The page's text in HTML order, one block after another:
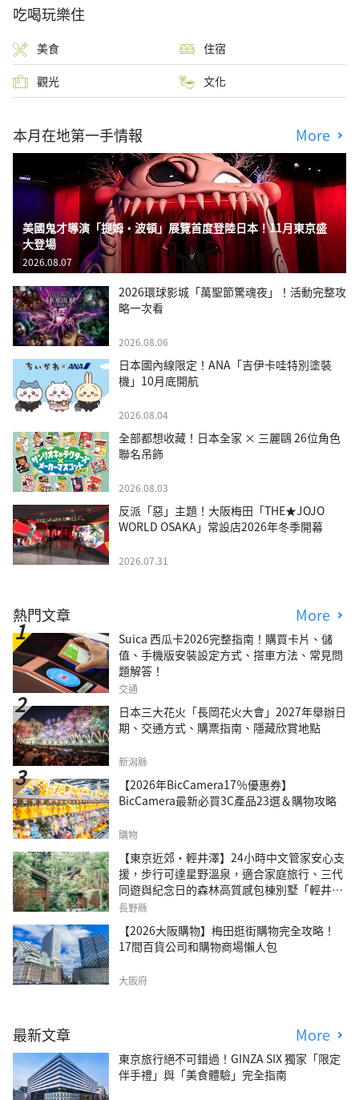
吃喝玩樂住
美食 住宿
觀光 文化
本月在地第一手情報 More
美國鬼才導演「提姆・波頓」展覽首度登陸日本！11月東京盛
大登場
2026.08.07
2026環球影城「萬聖節驚魂夜」！活動完整攻
略一次看
2026.08.06
日本國內線限定！ANA「吉伊卡哇特別塗裝
機」10月底開航
2026.08.04
全部都想收藏！日本全家 × 三麗鷗 26位角色
聯名吊飾
2026.08.03
反派「惡」主題！大阪梅田「THE★JOJO
WORLD OSAKA」常設店2026年冬季開幕
2026.07.31
熱門文章 More
Suica 西瓜卡2026完整指南！購買卡片、儲
值、手機版安裝設定方式、搭車方法、常見問
題解答！
交通
日本三大花火「長岡花火大會」2027年舉辦日
期、交通方式、購票指南、隱藏欣賞地點
新潟縣
【2026年BicCamera17％優惠券】
BicCamera最新必買3C產品23選＆購物攻略
購物
【東京近郊・輕井澤】24小時中文管家安心支
援，步行可達星野溫泉，適合家庭旅行、三代
同遊與紀念日的森林高質感包棟別墅「輕井澤
森四季VILLA」
長野縣
【2026大阪購物】梅田逛街購物完全攻略！
17間百貨公司和購物商場懶人包
大阪府
最新文章 More
東京旅行絕不可錯過！GINZA SIX 獨家「限定
伴手禮」與「美食體驗」完全指南